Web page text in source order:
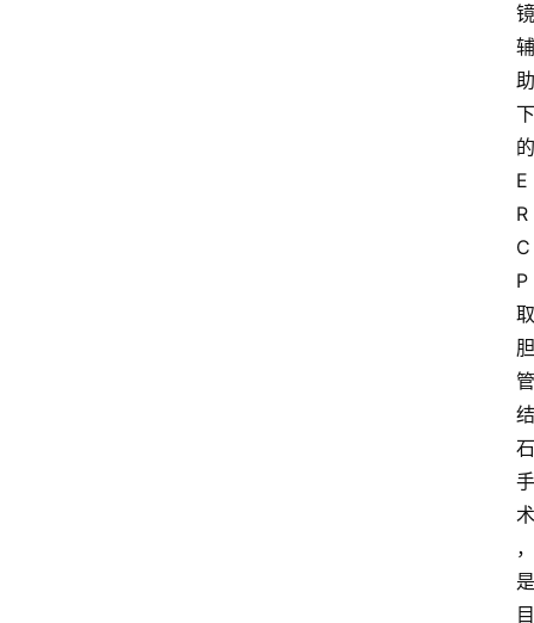
镜
辅
助
下
的
E
R
C
P
取
胆
管
结
石
手
术
，
是
目